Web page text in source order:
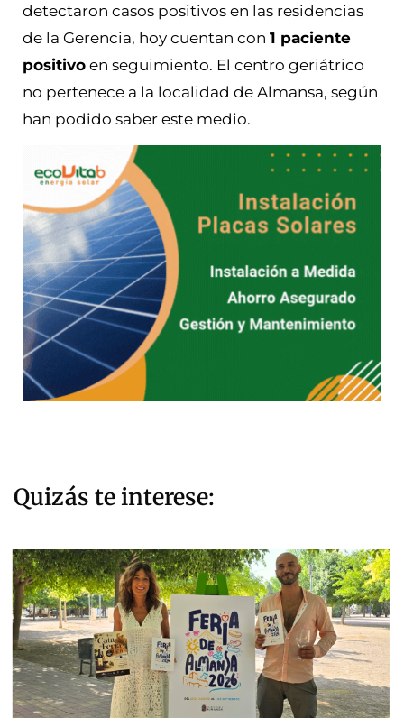
detectaron casos positivos en las residencias
de la Gerencia, hoy cuentan con 1 paciente
positivo en seguimiento. El centro geriátrico
no pertenece a la localidad de Almansa, según
han podido saber este medio.
Quizás te interese: